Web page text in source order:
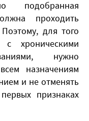
подобранная
проходить
для того
хроническими
нужно
назначениям
и не отменять
признаках